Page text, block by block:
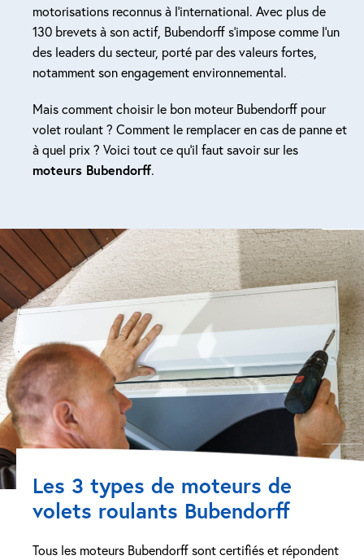
QUI SOMMES-NOUS ?
motorisations reconnus à l’international. Avec plus de
130 brevets à son actif, Bubendorff s’impose comme l’un
des leaders du secteur, porté par des valeurs fortes,
notamment son engagement environnemental.
Mais comment choisir le bon moteur Bubendorff pour
volet roulant ? Comment le remplacer en cas de panne et
à quel prix ? Voici tout ce qu’il faut savoir sur les
moteurs Bubendorff.
Les 3 types de moteurs de
volets roulants Bubendorff
Tous les moteurs Bubendorff sont certifiés et répondent